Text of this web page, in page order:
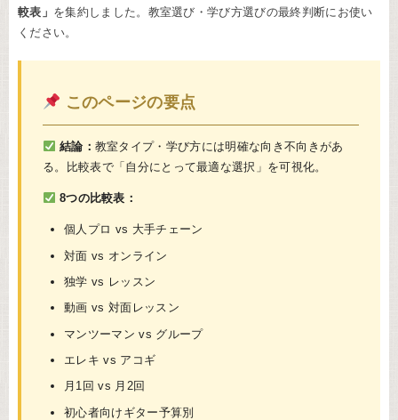
較表」 を集約しました。教室選び・学び方選びの最終判断にお使い
ください。
このページの要点
結論： 教室タイプ・学び方には明確な向き不向きがあ
る。比較表で「自分にとって最適な選択」を可視化。
8つの比較表：
個人プロ vs 大手チェーン
対面 vs オンライン
独学 vs レッスン
動画 vs 対面レッスン
マンツーマン vs グループ
エレキ vs アコギ
月1回 vs 月2回
初心者向けギター予算別